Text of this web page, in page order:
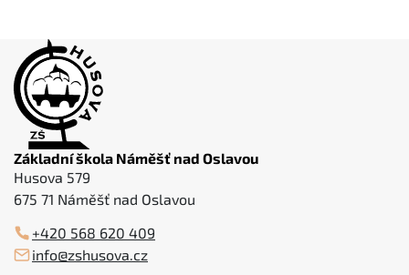
Základní škola Náměšť nad Oslavou
Husova 579
675 71 Náměšť nad Oslavou
+420 568 620 409
info@zshusova.cz